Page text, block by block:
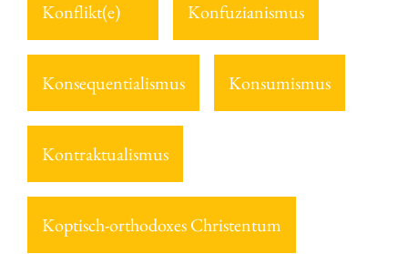
Konflikt(e) Konfuzianismus
Konsequentialismus Konsumismus
Kontraktualismus
Koptisch-orthodoxes Christentum